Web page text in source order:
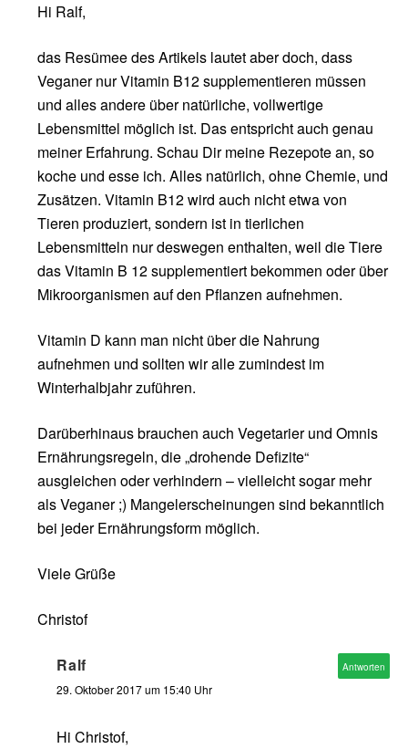
Hi Ralf,
das Resümee des Artikels lautet aber doch, dass
Veganer nur Vitamin B12 supplementieren müssen
und alles andere über natürliche, vollwertige
Lebensmittel möglich ist. Das entspricht auch genau
meiner Erfahrung. Schau Dir meine Rezepote an, so
koche und esse ich. Alles natürlich, ohne Chemie, und
Zusätzen. Vitamin B12 wird auch nicht etwa von
Tieren produziert, sondern ist in tierlichen
Lebensmitteln nur deswegen enthalten, weil die Tiere
das Vitamin B 12 supplementiert bekommen oder über
Mikroorganismen auf den Pflanzen aufnehmen.
Vitamin D kann man nicht über die Nahrung
aufnehmen und sollten wir alle zumindest im
Winterhalbjahr zuführen.
Darüberhinaus brauchen auch Vegetarier und Omnis
Ernährungsregeln, die „drohende Defizite“
ausgleichen oder verhindern – vielleicht sogar mehr
als Veganer ;) Mangelerscheinungen sind bekanntlich
bei jeder Ernährungsform möglich.
Viele Grüße
Christof
Ralf
29. Oktober 2017 um 15:40 Uhr
Hi Christof,
Antworten